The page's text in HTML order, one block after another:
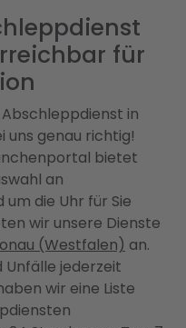
für
in
uns genau richtig!
bietet
an
die Uhr für Sie
wir unsere Dienste
(Westfalen) an.
Unfälle jederzeit
wir eine Liste